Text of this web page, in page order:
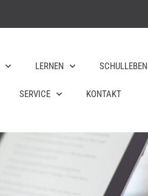
LERNEN SCHULLEBEN
SERVICE KONTAKT